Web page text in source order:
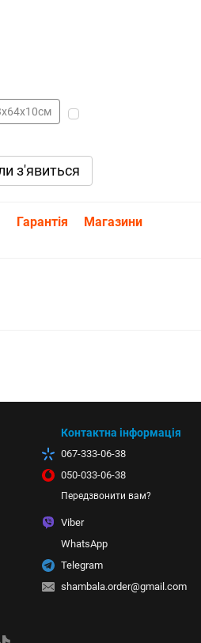
з'явиться
Гарантія Магазини
Контактна інформація
067-333-06-38
050-033-06-38
Передзвонити вам?
Viber
WhatsApp
Telegram
shambala.order@gmail.com